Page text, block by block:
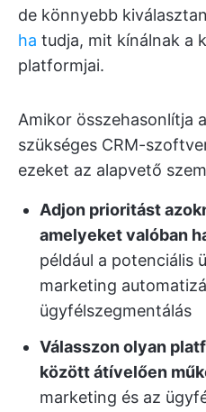
de könnyebb
ha tudja, mit kínálnak a
platformjai.
Amikor összehasonlítja
szükséges CRM-
ezeket az alapvető
Adjon prioritást
amelyeket valóban
például a potenciális
marketing
ügyfélszegmentálás
Válasszon olyan
között átívelően
marketing és az